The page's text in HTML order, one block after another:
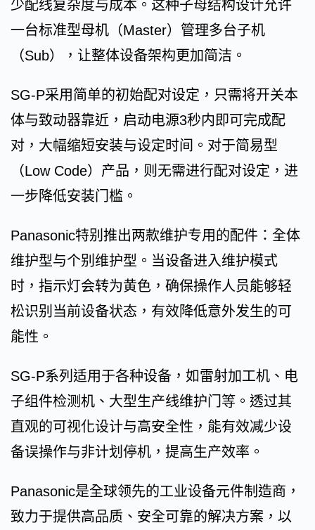
少配线复杂度与成本。这种子母结构设计允许
一台标准型母机（Master）管理多台子机
（Sub），让整体设备架构更加简洁。
SG-P采用简单的初始配对设定，只需将开关本
体与致动器靠近，启动电源3秒内即可完成配
对，大幅缩短安装与设定时间。对于简易型
（Low Code）产品，则无需进行配对设定，进
一步降低安装门槛。
Panasonic特别推出两款维护专用的配件：全体
维护型与个别维护型。当设备进入维护模式
时，指示灯会转为黄色，确保操作人员能够轻
松识别当前设备状态，有效降低意外发生的可
能性。
SG-P系列适用于各种设备，如雷射加工机、电
子组件检测机、大型生产线维护门等。透过其
直观的可视化设计与高安全性，能有效减少设
备误操作与非计划停机，提高生产效率。
Panasonic是全球领先的工业设备元件制造商，
致力于提供高品质、安全可靠的解决方案，以